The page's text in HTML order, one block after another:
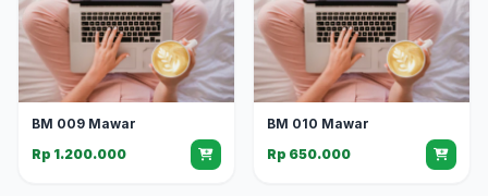
BM 009 Mawar
Rp 1.200.000
BM 010 Mawar
Rp 650.000